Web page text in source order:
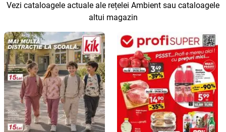
Vezi cataloagele actuale ale rețelei Ambient sau cataloagele
altui magazin